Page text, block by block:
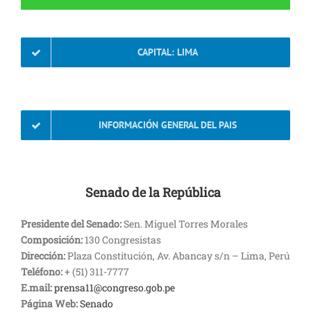
CAPITAL: LIMA
INFORMACIÓN GENERAL DEL PAIS
Senado de la República
Presidente del Senado:Sen. Miguel Torres Morales
Composición: 130 Congresistas
Dirección:Plaza Constitución, Av. Abancay s/n – Lima, Perú
Teléfono:+ (51) 311-7777
E.mail:prensa11@congreso.gob.pe
Página Web:Senado